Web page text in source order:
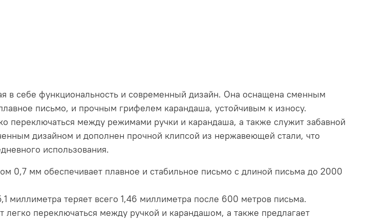
в себе функциональность и современный дизайн. Она оснащена сменным
письмо, и прочным грифелем карандаша, устойчивым к износу.
переключаться между режимами ручки и карандаша, а также служит забавной
дизайном и дополнен прочной клипсой из нержавеющей стали, что
использования.
0,7 мм обеспечивает плавное и стабильное письмо с длиной письма до 2000
теряет всего 1,46 миллиметра после 600 метров письма.
переключаться между ручкой и карандашом, а также предлагает